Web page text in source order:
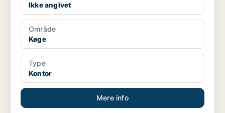
Ikke angivet
Område
Køge
Type
Kontor
Mere info